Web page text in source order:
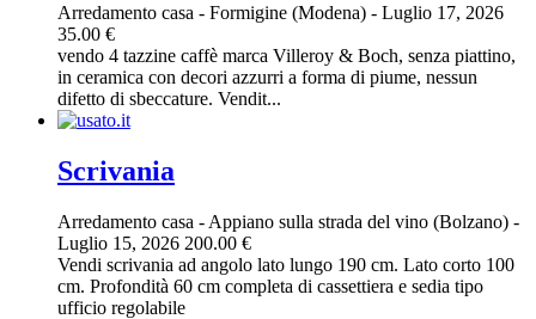
Arredamento casa - Formigine (Modena) - Luglio 17, 2026
35.00 €
vendo 4 tazzine caffè marca Villeroy & Boch, senza piattino,
in ceramica con decori azzurri a forma di piume, nessun
difetto di sbeccature. Vendit...
Scrivania
Arredamento casa - Appiano sulla strada del vino (Bolzano) -
Luglio 15, 2026 200.00 €
Vendi scrivania ad angolo lato lungo 190 cm. Lato corto 100
cm. Profondità 60 cm completa di cassettiera e sedia tipo
ufficio regolabile